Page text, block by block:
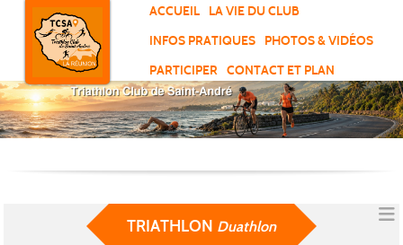
ACCUEIL
LA VIE DU CLUB
INFOS PRATIQUES
PHOTOS & VIDÉOS
PARTICIPER
CONTACT ET PLAN
TRIATHLON Duathlon
Panneau de gestion des cookies